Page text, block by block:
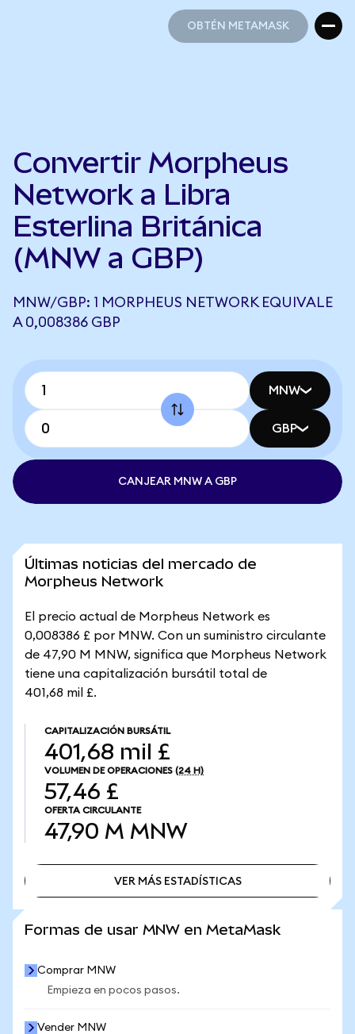
OBTÉN METAMASK
Convertir Morpheus
Network a Libra
Esterlina Británica
(MNW a GBP)
MNW/GBP: 1 MORPHEUS NETWORK EQUIVALE
A 0,008386 GBP
MNW
GBP
CANJEAR MNW A GBP
Últimas noticias del mercado de
Morpheus Network
El precio actual de Morpheus Network es
0,008386 £ por MNW. Con un suministro circulante
de 47,90 M MNW, significa que Morpheus Network
tiene una capitalización bursátil total de
401,68 mil £.
CAPITALIZACIÓN BURSÁTIL
401,68 mil £
VOLUMEN DE OPERACIONES (24 H)
57,46 £
OFERTA CIRCULANTE
47,90 M MNW
VER MÁS ESTADÍSTICAS
Formas de usar MNW en MetaMask
Comprar MNW
Empieza en pocos pasos.
Vender MNW